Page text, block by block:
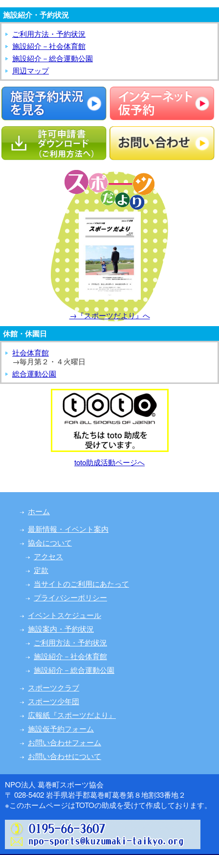
施設紹介・予約状況
ご利用方法・予約状況
施設紹介－社会体育館
施設紹介－総合運動公園
周辺マップ
→『スポーツだより』へ
休館・休園日
社会体育館
→毎月第２・４火曜日
総合運動公園
toto助成活動ページへ
ホーム
最新情報・イベント案内
協会について
アクセス
定款
当サイトのご利用にあたって
プライバシーポリシー
イベントスケジュール
施設案内・予約状況
ご利用方法・予約状況
施設紹介－社会体育館
施設紹介－総合運動公園
スポーツクラブ
スポーツ少年団
広報紙『スポーツだより』
施設仮予約フォーム
お問い合わせフォーム
お問い合わせについて
NPO法人 葛巻町スポーツ協会
〒 028-5402 岩手県岩手郡葛巻町葛巻第８地割33番地２
※このホームページはTOTOの助成を受けて作成しております。